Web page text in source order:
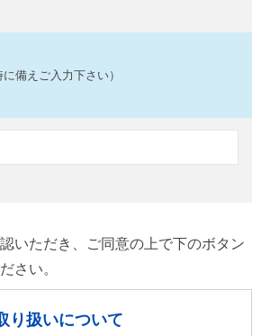
備えご入力下さい）
のままにしてください。
いただき、ご同意の上で下のボタン
さい。
り扱いについて